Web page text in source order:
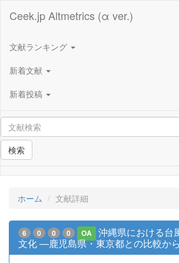
Ceek.jp Altmetrics (α ver.)
文献ランキング
新着文献
新着投稿
検索
ホーム 文献詳細
6 0 0 0 OA
沖縄県における台
文化 ―鹿児島県・東京都との比較から